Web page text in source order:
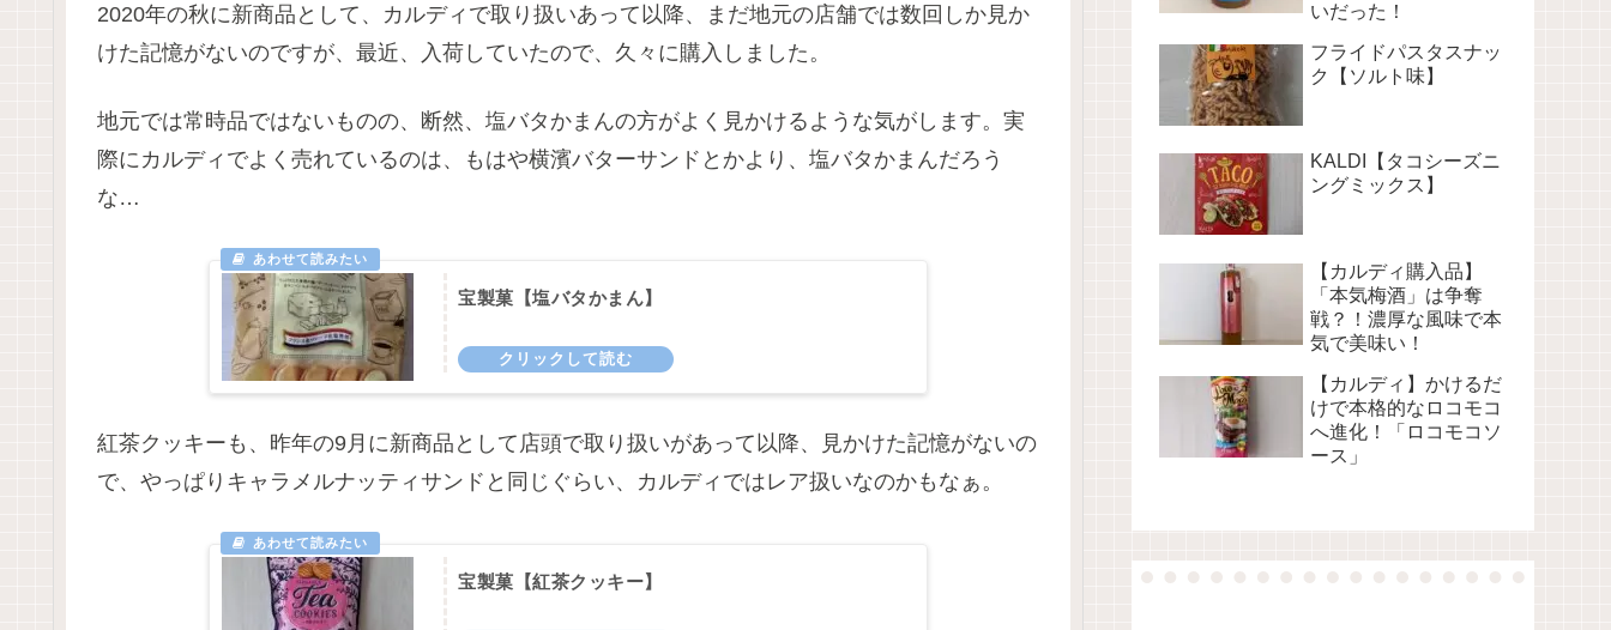
2020年の秋に新商品として、カルディで取り扱いあって以降、まだ地元の店舗では数回しか見か
けた記憶がないのですが、最近、入荷していたので、久々に購入しました。
地元では常時品ではないものの、断然、塩バタかまんの方がよく見かけるような気がします。実
際にカルディでよく売れているのは、もはや横濱バターサンドとかより、塩バタかまんだろう
な…
宝製菓【塩バタかまん】
紅茶クッキーも、昨年の9月に新商品として店頭で取り扱いがあって以降、見かけた記憶がないの
で、やっぱりキャラメルナッティサンドと同じぐらい、カルディではレア扱いなのかもなぁ。
宝製菓【紅茶クッキー】
いだった！
フライドパスタスナッ
ク【ソルト味】
KALDI【タコシーズニ
ングミックス】
【カルディ購入品】
「本気梅酒」は争奪
戦？！濃厚な風味で本
気で美味い！
【カルディ】かけるだ
けで本格的なロコモコ
へ進化！「ロコモコソ
ース」